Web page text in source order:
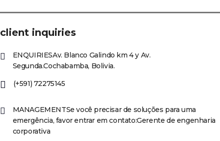
client inquiries
ENQUIRIESAv. Blanco Galindo km 4 y Av.
Segunda.Cochabamba, Bolivia.
(+591) 72275145
MANAGEMENTSe você precisar de soluções para uma
emergência, favor entrar em contato:Gerente de engenharia
corporativa